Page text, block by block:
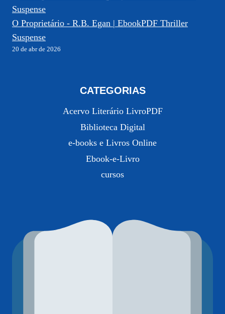
O Proprietário - R.B. Egan | EbookPDF Thriller
Suspense
20 de abr de 2026
CATEGORIAS
Acervo Literário LivroPDF
Biblioteca Digital
e-books e Livros Online
Ebook-e-Livro
cursos